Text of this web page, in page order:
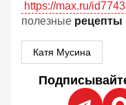
https://max.ru/
полезные рецепты
Катя Мусина